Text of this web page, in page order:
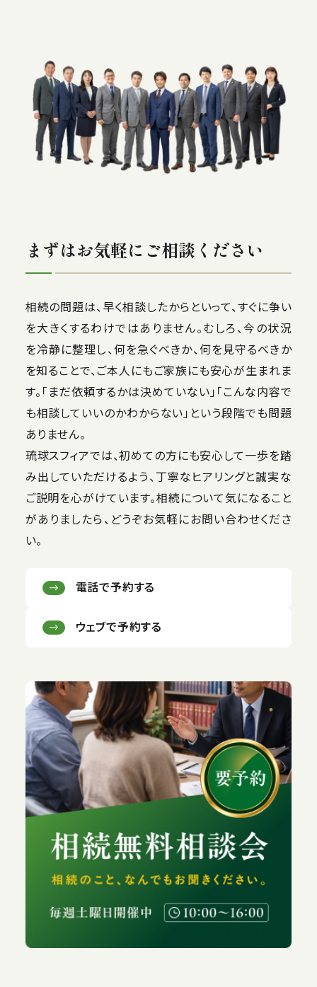
まずはお気軽にご相談ください
相続の問題は、早く相談したからといって、すぐに争い
を大きくするわけではありません。むしろ、今の状況
を冷静に整理し、何を急ぐべきか、何を見守るべきか
を知ることで、ご本人にもご家族にも安心が生まれま
す。「まだ依頼するかは決めていない」「こんな内容で
も相談していいのかわからない」という段階でも問題
ありません。
琉球スフィアでは、初めての方にも安心して一歩を踏
み出していただけるよう、丁寧なヒアリングと誠実な
ご説明を心がけています。相続について気になること
がありましたら、どうぞお気軽にお問い合わせくださ
い。
電話で予約する
ウェブで予約する